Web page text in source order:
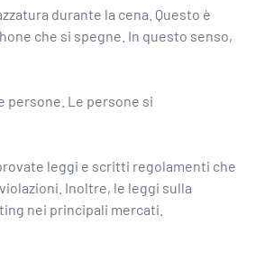
durante la cena. Questo è
che si spegne. In questo senso,
persone. Le persone si
leggi e scritti regolamenti che
Inoltre, le leggi sulla
nei principali mercati.